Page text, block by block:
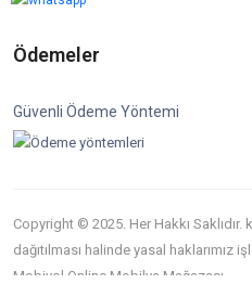
Ödemeler
Güvenli Ödeme Yöntemi
Copyright © 2025. Her Hakkı Saklıdır.
dağıtılması halinde yasal haklarımız
Mobiyol Online Mobilya Mağazası